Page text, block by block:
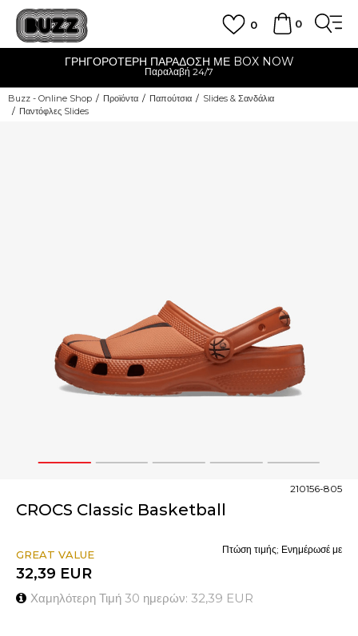
0
0
ΓΡΗΓΟΡΟΤΕΡΗ ΠΑΡΑΔΟΣΗ ΜΕ BOX NOW
Παραλαβή 24/7
Buzz - Online Shop Προϊόντα Παπούτσια
Slides & Σανδάλια
Παντόφλες Slides
1 2 3 4 5
CROCS Classic Basketball
210156-805
GREAT VALUE
32,39 EUR
Χαμηλότερη Τιμή 30 ημερών: 32,39 EUR
Πτώση τιμής; Ενημέρωσέ με